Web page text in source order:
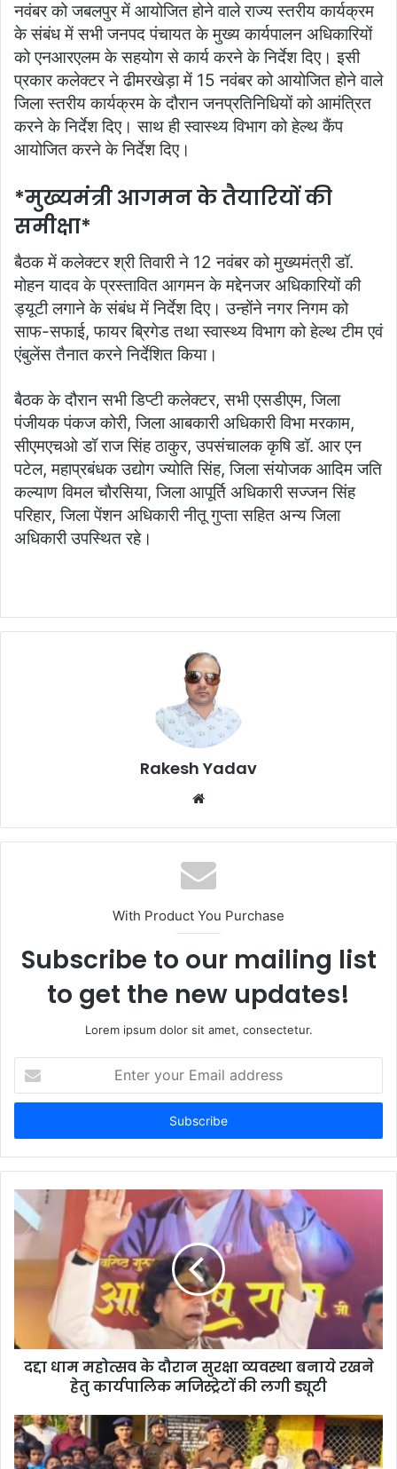
नवंबर को जबलपुर में आयोजित होने वाले राज्‍य स्तरीय कार्यक्रम
के संबंध में सभी जनपद पंचायत के मुख्‍य कार्यपालन अधिकारियों
को एनआरएलम के सहयोग से कार्य करने के निर्देश दिए। इसी
प्रकार कलेक्‍टर ने ढीमरखेड़ा में 15 नवंबर को आयोजित होने वाले
जिला स्तरीय कार्यक्रम के दौरान जनप्रतिनिधियों को आमंत्रित
करने के निर्देश दिए। साथ ही स्‍वास्‍थ्‍य विभाग को हेल्‍थ कैंप
आयोजित करने के निर्देश दिए।
*मुख्‍यमंत्री आगमन के तैयारियों की
समीक्षा*
बैठक में कलेक्‍टर श्री तिवारी ने 12 नवंबर को मुख्‍यमंत्री डॉ.
मोहन यादव के प्रस्‍तावित आगमन के मद्देनजर अधिकारियों की
ड्यूटी लगाने के संबंध में निर्देश दिए। उन्‍होंने नगर निगम को
साफ-सफाई, फायर ब्रिगेड तथा स्‍वास्थ्‍य विभाग को हेल्‍थ टीम एवं
एंबुलेंस तैनात करने निर्देशित किया।
बैठक के दौरान सभी डिप्टी कलेक्टर, सभी एसडीएम, जिला
पंजीयक पंकज कोरी, जिला आबकारी अधिकारी विभा मरकाम,
सीएमएचओ डॉ राज सिंह ठाकुर, उपसंचालक कृषि डॉ. आर एन
पटेल, महाप्रबंधक उद्योग ज्योति सिंह, जिला संयोजक आदिम जति
कल्याण विमल चौरसिया, जिला आपूर्ति अधिकारी सज्जन सिंह
परिहार, जिला पेंशन अधिकारी नीतू गुप्ता सहित अन्य जिला
अधिकारी उपस्थित रहे।
Rakesh Yadav
b
s
i
e
With Product You Purchase
Subscribe to our mailing list
to get the new updates!
Lorem ipsum dolor sit amet, consectetur.
t
r
y
u
r
E
d
s
s
दद्दा धाम महोत्सव के दौरान सुरक्षा व्यवस्था बनाये रखने
हेतु कार्यपालिक मजिस्ट्रेटों की लगी ड्यूटी